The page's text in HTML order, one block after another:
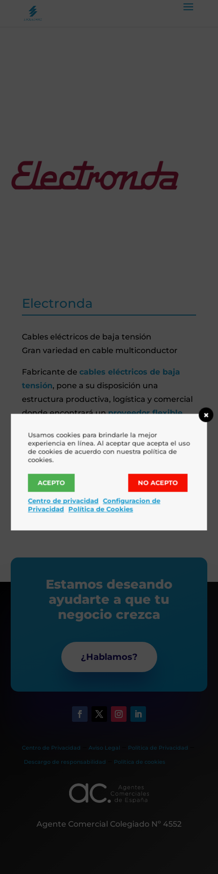
Electronda
Cables eléctricos de baja tensión
Gran variedad en cable multiconductor
Fabricante de cables eléctricos de baja
tensión, pone a su disposición una
estructura productiva, logística y comercial
donde encontrará unproveedor flexible,
ofrecer unproducto de alta calidad a un
coste competitivo.
Web:Electronda
Estamos deseando
ayudarte a que tu
negocio crezca
¿Hablamos?
Centro de Privacidad Aviso Legal Política de Privacidad
Descargo de responsabilidad Política de cookies
Agente Comercial Colegiado Nº 4552
Usamos cookies para brindarle la mejor
experiencia en línea. Al aceptar que acepta el uso
de cookies de acuerdo con nuestra política de
cookies.
ACEPTO NO ACEPTO
Centro de privacidad Configuracion de
Privacidad
Política de Cookies